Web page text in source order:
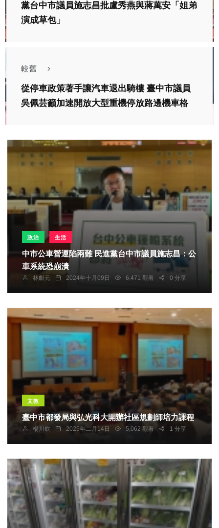
黨台中市議員施志昌批盧秀燕與蔣萬安「姐弟
演成草包」
較舊
從停車政策著手讓汽車退出騎樓 臺中市議員
吳佩芸籲加速開放大型重機停放路邊機車格
政治 生活
中市公車營運陷兩難 民進黨台中市議員施志昌：公
車系統恐崩潰
林獻元 2024年十月09日 6,471 觀看 0 分享
文教
臺中市都發局與弘光科大開辦社區規劃師培力課程
楊川欽 2025年二月14日 5,062 觀看 1 分享